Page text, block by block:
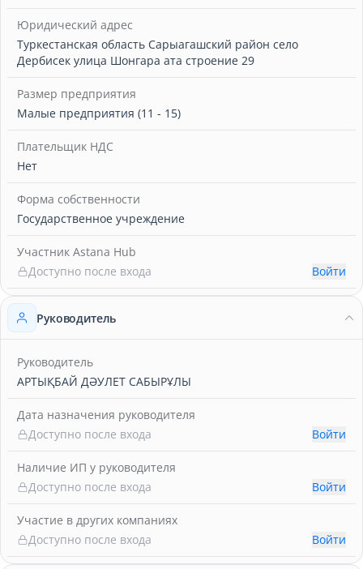
Юридический адрес
Туркестанская область Сарыагашский район село
Дербисек улица Шонгара ата строение 29
Размер предприятия
Малые предприятия (11 - 15)
Плательщик НДС
Нет
Форма собственности
Государственное учреждение
Участник Astana Hub
Доступно после входа
Войти
Руководитель
Руководитель
АРТЫҚБАЙ ДӘУЛЕТ САБЫРҰЛЫ
Дата назначения руководителя
Доступно после входа
Войти
Наличие ИП у руководителя
Доступно после входа
Войти
Участие в других компаниях
Доступно после входа
Войти